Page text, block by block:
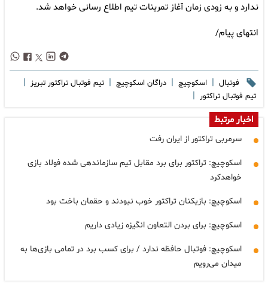
ندارد و به زودی زمان آغاز تمرینات تیم اطلاع رسانی خواهد شد.
انتهای پیام/
فوتبال | اسکوچیچ | دراگان اسکوچیچ | تیم فوتبال تراکتور تبریز |
تیم فوتبال تراکتور |
اخبار مرتبط
سرمربی تراکتور از ایران رفت
اسکوچیچ: تراکتور برای برد مقابل تیم سازماندهی شده فولاد بازی
خواهدکرد
اسکوچیچ: بازیکنان تراکتور خوب نبودند و حقمان باخت بود
اسکوچیچ: برای بردن التعاون انگیزه زیادی داریم
اسکوچیچ: فوتبال حافظه ندارد / برای کسب برد در تمامی بازی‌ها به
میدان می‌رویم